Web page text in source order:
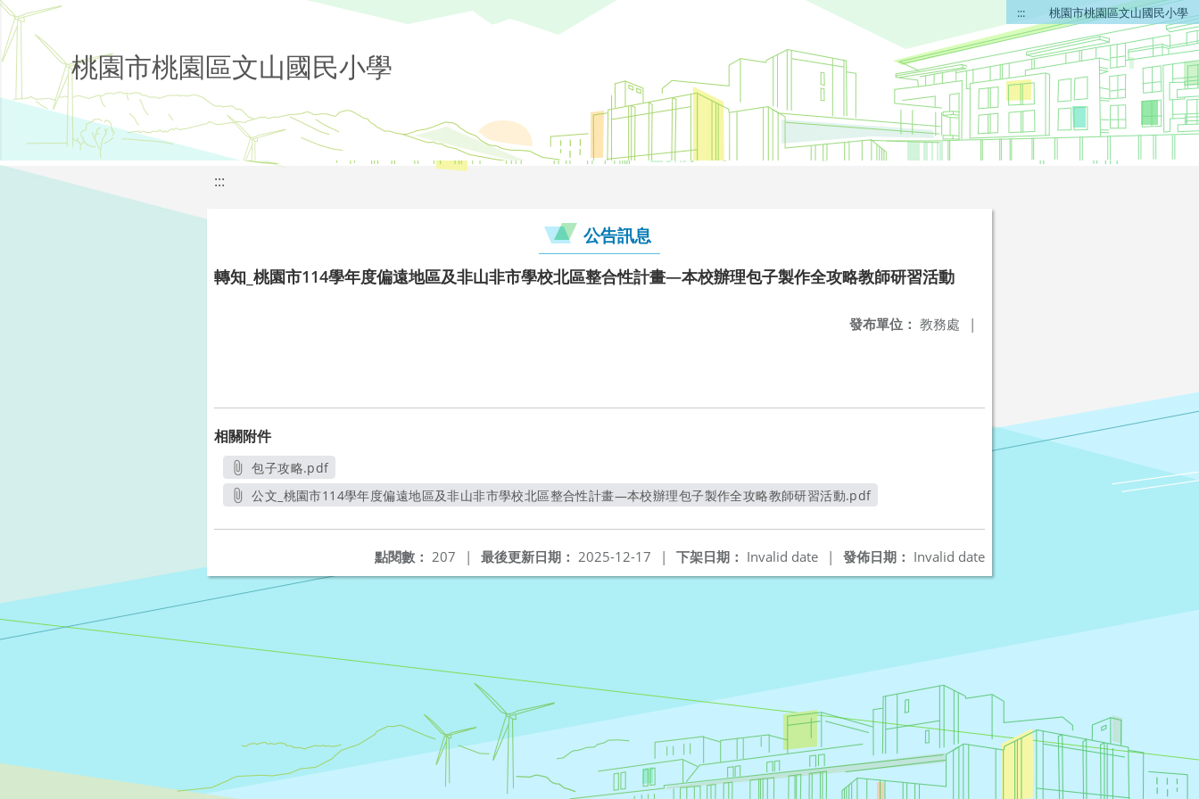
::: 桃園市桃園區文山國民小學
桃園市桃園區文山國民小學
:::
公告訊息
轉知_桃園市114學年度偏遠地區及非山非市學校北區整合性計畫—本校辦理包子製作全攻略教師研習活動
發布單位： 教務處 |
相關附件
包子攻略.pdf
另開新視窗
公文_桃園市114學年度偏遠地區及非山非市學校北區整合性計畫—本校辦理包子製作全攻略教師研習活動.pdf
發佈日期： Invalid date
下架日期： Invalid date |
最後更新日期： 2025-12-17 |
點閱數： 207 |